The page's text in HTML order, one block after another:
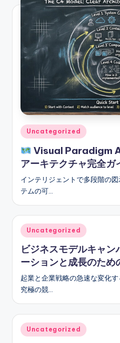
t
Posted
Uncategorized
Visual Paradigm
アーキテクチャ完全ガ
インテリジェントで多段階の
テムの可…
Posted
in
Uncategorized
ビジネスモデルキャ
ーションと成長のため
起業と企業戦略の急速な変化
究極の競…
Posted
in
Uncategorized